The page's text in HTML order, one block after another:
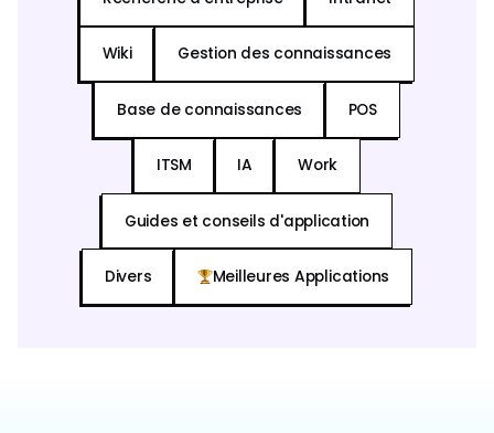
Wiki Gestion des connaissances
Base de connaissances POS
ITSM IA Work
Guides et conseils d'application
Divers Meilleures Applications